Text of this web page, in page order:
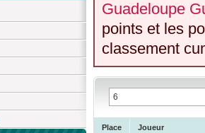
Guadeloupe
points et les
classement
Place Joueur